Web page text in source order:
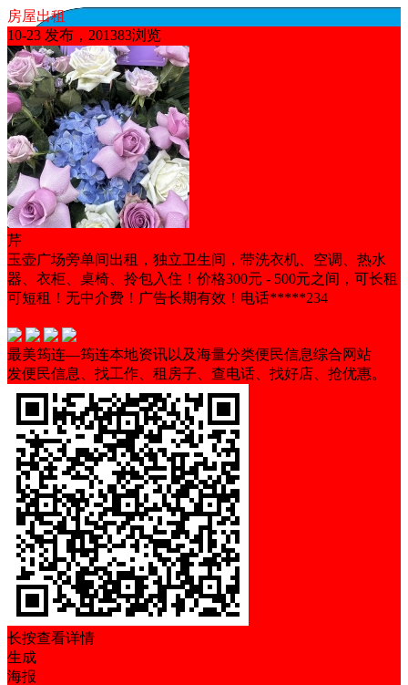
房屋出租
10-23 发布，201383浏览
芹
玉壶广场旁单间出租，独立卫生间，带洗衣机、空调、热水
器、衣柜、桌椅、拎包入住！价格300元 - 500元之间，可长租
可短租！无中介费！广告长期有效！电话*****234
最美筠连—筠连本地资讯以及海量分类便民信息综合网站
发便民信息、找工作、租房子、查电话、找好店、抢优惠。
长按查看详情
生成
海报